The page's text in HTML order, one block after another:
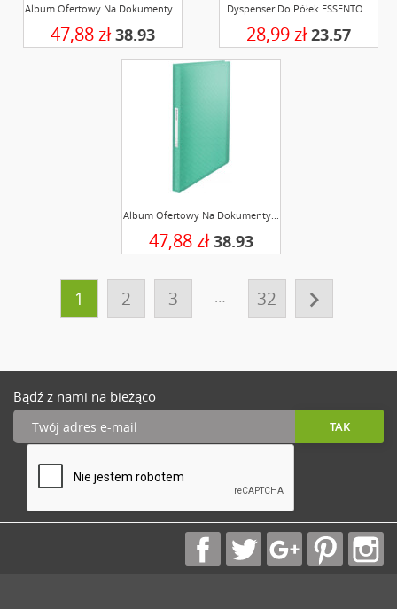
Album Ofertowy Na Dokumenty...
47,88 zł 38.93
Dyspenser Do Półek ESSENTO...
28,99 zł 23.57
Album Ofertowy Na Dokumenty...
47,88 zł 38.93
1 2 3 … 32 
Bądź z nami na bieżąco